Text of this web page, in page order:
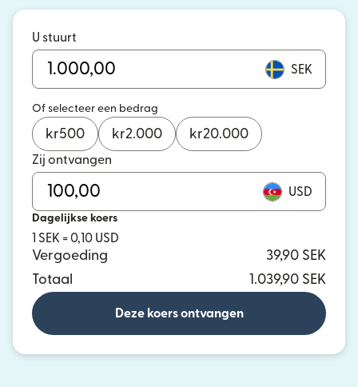
U stuurt
SEK
Of selecteer een bedrag
kr500 kr2.000 kr20.000
Zij ontvangen
USD
Dagelijkse koers
1 SEK = 0,10 USD
Vergoeding
39,90 SEK
Totaal
1.039,90 SEK
Deze koers ontvangen